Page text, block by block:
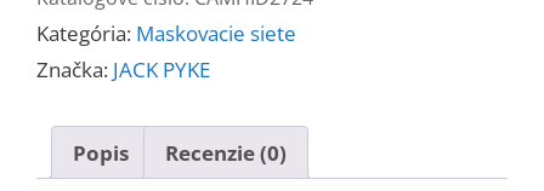
2,7
x
2,4m
Kategória: Maskovacie siete
Značka: JACK PYKE
Popis Recenzie (0)